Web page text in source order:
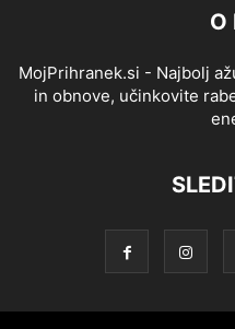
O
MojPrihranek.si - Najbolj
in obnove, učinkovite